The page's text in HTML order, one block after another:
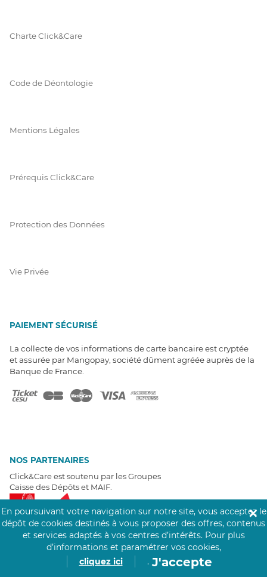
Charte Click&Care
Code de Déontologie
Mentions Légales
Prérequis Click&Care
Protection des Données
Vie Privée
PAIEMENT SÉCURISÉ
La collecte de vos informations de carte bancaire est cryptée
et assurée par Mangopay, société dûment agréée auprès de la
Banque de France.
NOS PARTENAIRES
Click&Care est soutenu par les Groupes
Caisse des Dépôts et MAIF.
EXPERTS À VOTRE ÉCOUTE
En poursuivant votre navigation sur notre site, vous acceptez le
dépôt de cookies destinés à vous proposer des offres, contenus
et services adaptés à vos centres d’intérêts. Pour plus
d’informations et paramétrer vos cookies,
cliquez ici
. J'accepte
✕